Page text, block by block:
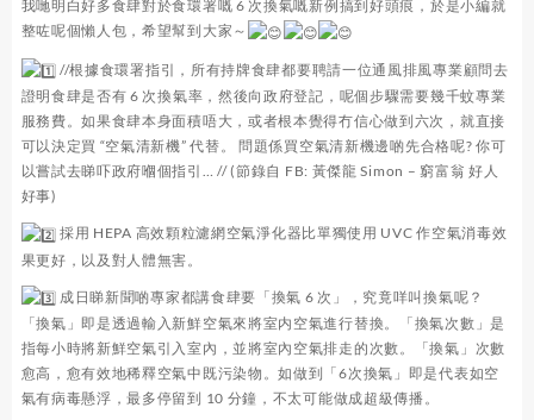
我哋明白好多食肆對於食環署嘅 6 次換氣嘅新例搞到好頭痕，於是小編就
整咗呢個懶人包，希望幫到大家～
//根據食環署指引，所有持牌食肆都要聘請一位通風排風專業顧問去
證明食肆是否有 6 次換氣率，然後向政府登記，呢個步驟需要幾千蚊專業
服務費。如果食肆本身面積唔大，或者根本覺得冇信心做到六次，就直接
可以決定買 “空氣清新機” 代替。 問題係買空氣清新機邊啲先合格呢? 你可
以嘗試去睇吓政府嗰個指引… // (節錄自 FB: 黃傑龍 Simon – 窮富翁 好人
好事)
採用 HEPA 高效顆粒濾網空氣淨化器比單獨使用 UVC 作空氣消毒效
果更好，以及對人體無害。
成日睇新聞啲專家都講食肆要「換氣 6 次」，究竟咩叫換氣呢？
「換氣」即是透過輸入新鮮空氣來將室内空氣進行替換。「換氣次數」是
指每小時將新鮮空氣引入室內，並將室內空氣排走的次數。「換氣」次數
愈高，愈有效地稀釋空氣中既污染物。如做到「6次換氣」即是代表如空
氣有病毒懸浮，最多停留到 10 分鐘，不太可能做成超級傳播。